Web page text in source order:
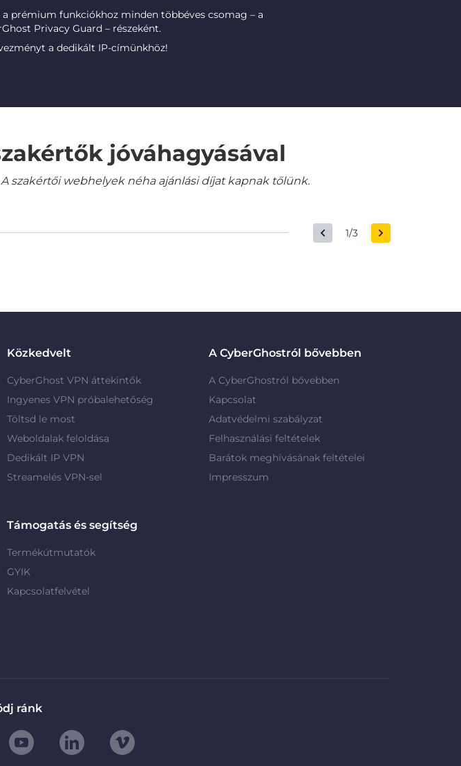
a prémium funkciókhoz minden többéves csomag – a
Privacy Guard – részeként.
a dedikált IP-címünkhöz!
jóváhagyásával
webhelyek néha ajánlási díjat kapnak tőlünk.
1/3
Közkedvelt
CyberGhost VPN áttekintők
Ingyenes VPN próbalehetőség
Töltsd le most
Weboldalak feloldása
Dedikált IP VPN
Streamelés VPN-sel
A CyberGhostról bővebben
A CyberGhostról bővebben
Kapcsolat
Adatvédelmi szabályzat
Felhasználási feltételek
Barátok meghívásának feltételei
Impresszum
Támogatás és segítség
Termékútmutatók
GYIK
Kapcsolatfelvétel
ránk